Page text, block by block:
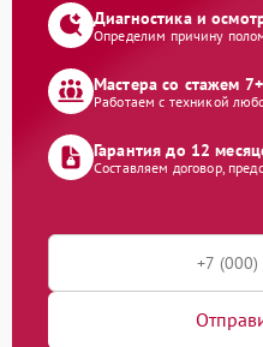
Диагностика и
Определим причину
Мастера со стажем
Работаем с техникой
Гарантия до 12
Составляем договор,